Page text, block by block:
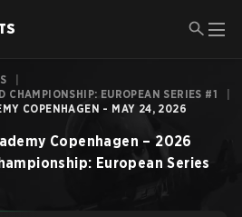
EUROPEAN SERIES #1
COPENHAGEN - MAY 24, 2026
Copenhagen – 2026
European Series